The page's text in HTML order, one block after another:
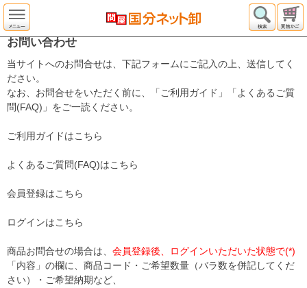
お問い合わせ
当サイトへのお問合せは、下記フォームにご記入の上、送信してく
ださい。
なお、お問合せをいただく前に、「ご利用ガイド」「よくあるご質
問(FAQ)」をご一読ください。
ご利用ガイドはこちら
よくあるご質問(FAQ)はこちら
会員登録はこちら
ログインはこちら
商品お問合せの場合は、 会員登録後、ログインいただいた状態で(*)
「内容」の欄に、商品コード・ご希望数量（バラ数を併記してくだ
さい）・ご希望納期など、